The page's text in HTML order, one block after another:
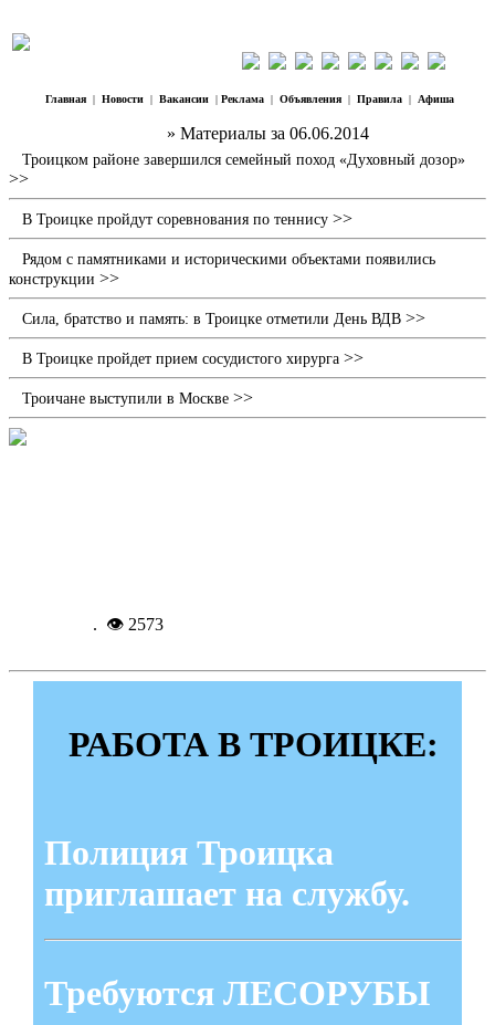
Главная | Новости | Вакансии | Реклама | Объявления | Правила | Афиша
» Материалы за 06.06.2014
Троицком районе завершился семейный поход «Духовный дозор»
>>
В Троицке пройдут соревнования по теннису >>
Рядом с памятниками и историческими объектами появились
конструкции >>
Сила, братство и память: в Троицке отметили День ВДВ >>
В Троицке пройдет прием сосудистого хирурга >>
Троичане выступили в Москве >>
. 👁 2573
РАБОТА В ТРОИЦКЕ:
Полиция Троицка
приглашает на службу.
Требуются ЛЕСОРУБЫ